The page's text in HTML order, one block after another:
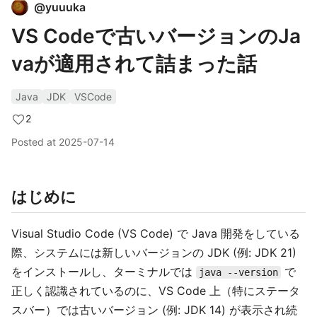
@yuuuka
VS Codeで古いバージョンのJa
vaが適用されて詰まった話
Java JDK
VSCode
2
Posted at 2025-07-14
はじめに
Visual Studio Code (VS Code) で Java 開発をしている
際、システムには新しいバージョンの JDK (例: JDK 21)
をインストールし、ターミナルでは
java --version
で
正しく認識されているのに、VS Code 上（特にステータ
スバー）では古いバージョン (例: JDK 14) が表示され続